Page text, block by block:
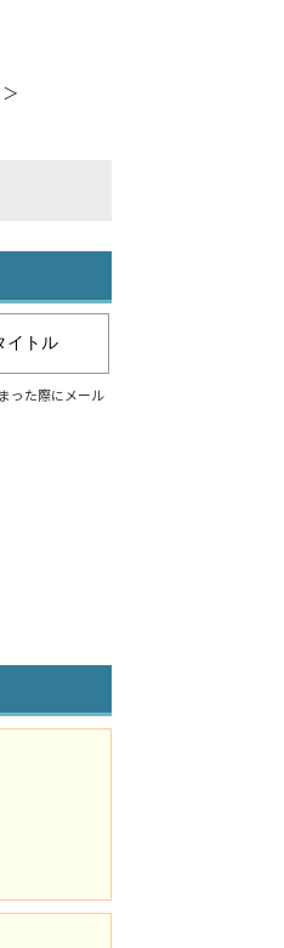
イトル
った際にメール